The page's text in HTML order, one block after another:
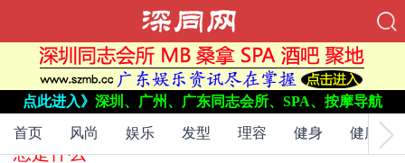
点此进入》 深圳、广州、广东同志会所、SPA、按摩导航
首页 风尚 娱乐 发型 理容 健身 健康
文章标签： 同性恋现象弗洛伊德构想解释
弗洛伊德对同性恋现象的解释，弗洛伊德的构
想是什么